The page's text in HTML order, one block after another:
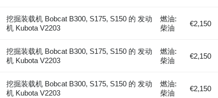
挖掘装载机 Bobcat B300, S175, S150 的 发动
机 Kubota V2203
燃油:
柴油
€2,150
挖掘装载机 Bobcat B300, S175, S150 的 发动
机 Kubota V2203
燃油:
柴油
€2,150
挖掘装载机 Bobcat B300, S175, S150 的 发动
机 Kubota V2203
燃油:
柴油
€2,150